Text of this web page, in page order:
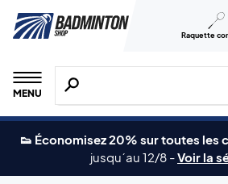
Raquette
MENU
Recherche de produits, de
👟 Économisez 20% sur toutes les
jusqu´au 12/8 -Voir la